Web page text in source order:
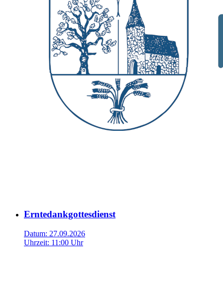
Erntedankgottesdienst
Datum: 27.09.2026
Uhrzeit: 11:00 Uhr